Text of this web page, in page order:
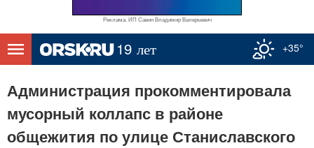
Реклама. ИП Савин Владимир Валерьевич
+35°
Администрация прокомментировала
мусорный коллапс в районе
общежития по улице Станиславского